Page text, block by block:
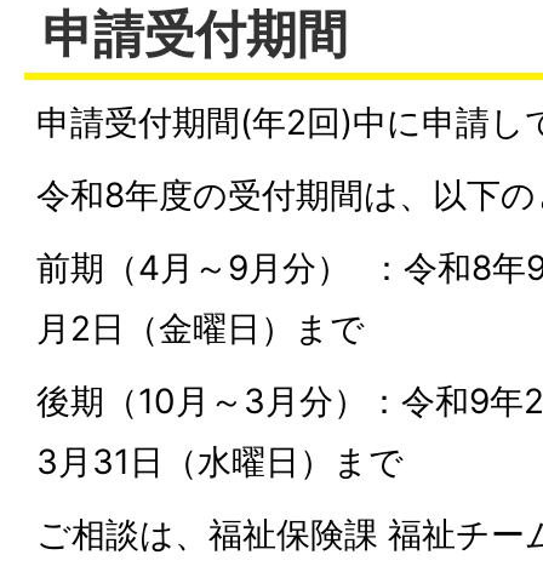
申請受付期間
申請受付期間(年2回)中に申請し
令和8年度の受付期間は、以下
前期（4月～9月分） ：令和8年
月2日（金曜日）まで
後期（10月～3月分）：令和9年
3月31日（水曜日）まで
ご相談は、福祉保険課 福祉チ